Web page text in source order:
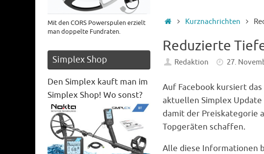
Startseite
Kurznachrichten
Reduzierte
Redaktion 27.
Auf Facebook kursiert
aktuellen Simplex
damit der Preiskategorie
Topgeräten schaffen.
Alle diese Informationen
Mit den CORS Powerspulen erzielt
man doppelte Fundraten.
Simplex Shop
Den Simplex kauft man im
Simplex Shop! Wo sonst?